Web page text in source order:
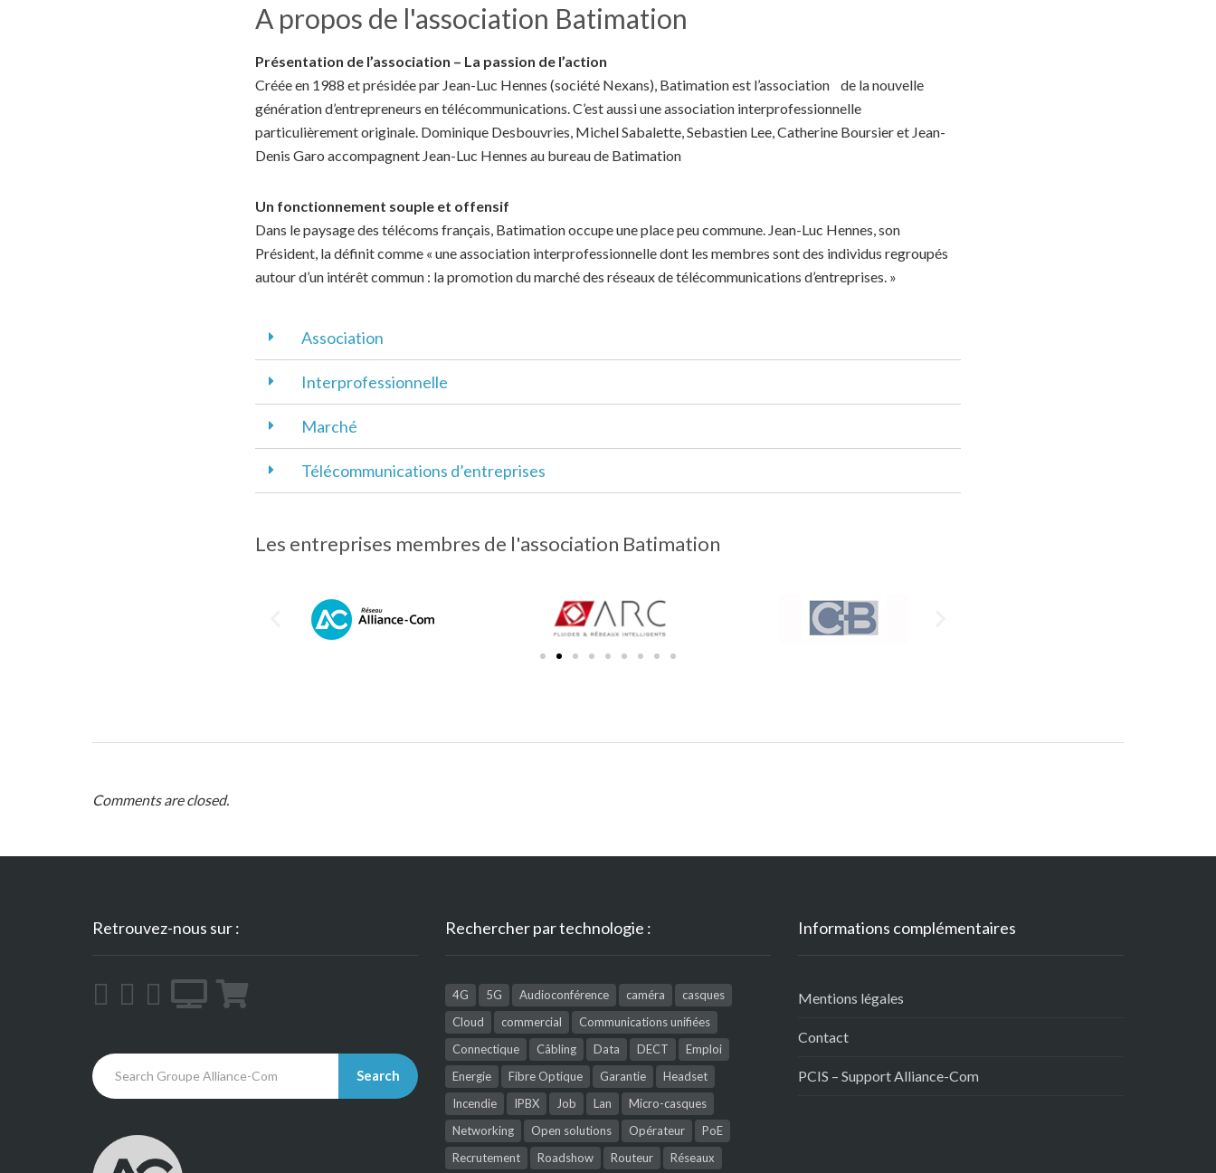
A propos de l'association Batimation
Présentation de l’association – La passion de l’action
Créée en 1988 et présidée par Jean-Luc Hennes (société Nexans), Batimation est l’association de la nouvelle
génération d’entrepreneurs en télécommunications. C’est aussi une association interprofessionnelle
particulièrement originale. Dominique Desbouvries, Michel Sabalette, Sebastien Lee, Catherine Boursier et Jean-
Denis Garo accompagnent Jean-Luc Hennes au bureau de Batimation
Un fonctionnement souple et offensif
Dans le paysage des télécoms français, Batimation occupe une place peu commune. Jean-Luc Hennes, son
Président, la définit comme « une association interprofessionnelle dont les membres sont des individus regroupés
autour d’un intérêt commun : la promotion du marché des réseaux de télécommunications d’entreprises. »
Association
Interprofessionnelle
Marché
Télécommunications d’entreprises
Les entreprises membres de l'association Batimation
Comments are closed.
Retrouvez-nous sur :
Search
Rechercher par technologie :
4G 5G Audioconférence caméra
casques
Cloud
commercial
Communications unifiées
Connectique
Câbling Data DECT
Emploi
Energie
Fibre Optique Garantie
Headset
Incendie
IPBX Job Lan
Micro-casques
Networking
Open solutions Opérateur
PoE
Recrutement
Roadshow Routeur Réseaux
Informations complémentaires
Mentions légales
Contact
PCIS – Support Alliance-Com